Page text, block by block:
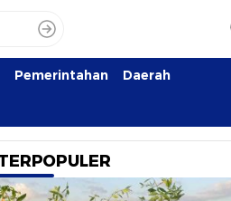
Pemerintahan Daerah